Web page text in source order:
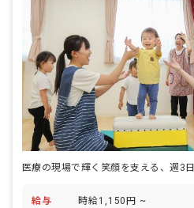
給与 時給1,150円 ~